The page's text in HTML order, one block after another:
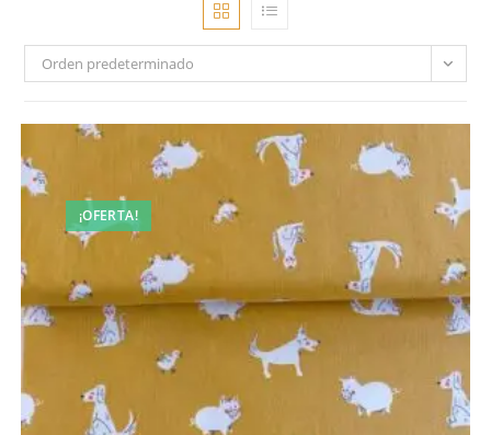
Orden predeterminado
¡OFERTA!